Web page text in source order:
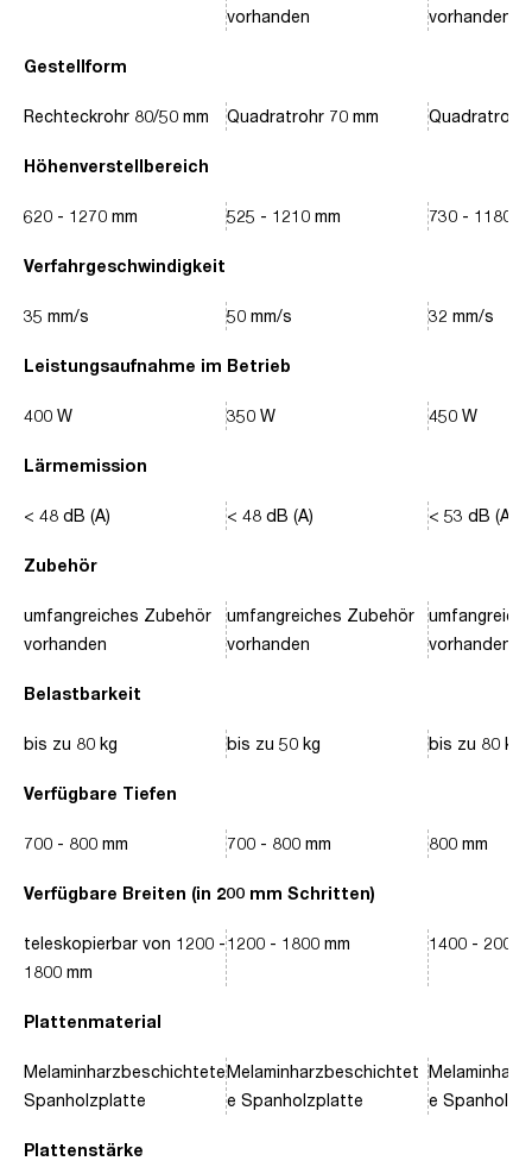
Gestellform
Höhenverstellbereich
Verfahrgeschwindigkeit
Leistungsaufnahme im Betrieb
Lärmemission
Zubehör
Belastbarkeit
Verfügbare Tiefen
Verfügbare Breiten (in 200 mm Schritten)
Plattenmaterial
Plattenstärke
Rechteckrohr 80/50 mm
620 - 1270 mm
35 mm/s
400 W
< 48 dB (A)
umfangreiches Zubehör
vorhanden
bis zu 80 kg
700 - 800 mm
teleskopierbar von 1200 -
1800 mm
Melaminharzbeschichtete
Spanholzplatte
vorhanden
Quadratrohr 70 mm
525 - 1210 mm
50 mm/s
350 W
< 48 dB (A)
umfangreiches Zubehör
vorhanden
bis zu 50 kg
700 - 800 mm
1200 - 1800 mm
Melaminharzbeschichtet
e Spanholzplatte
vorhanden
Quadratrohr
730 - 1180
32 mm/s
450 W
< 53 dB (A)
vorhanden
bis zu 80 kg
800 mm
1400 - 2000
e